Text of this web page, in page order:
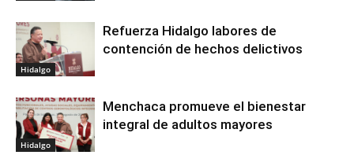
Hidalgo
Refuerza Hidalgo labores de
contención de hechos delictivos
Hidalgo
Menchaca promueve el bienestar
integral de adultos mayores